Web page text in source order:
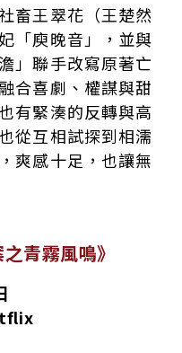
畜王翠花（王楚然
「庾晚音」，並與
」聯手改寫原著亡
合喜劇、權謀與甜
有緊湊的反轉與高
從互相試探到相濡
爽感十足，也讓無
青霧風鳴》